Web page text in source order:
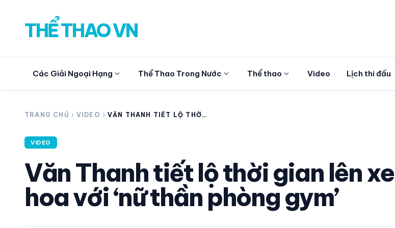
THỂ THAO VN
Các Giải Ngoại Hạng expand_more Thể Thao Trong Nước expand_more Thể thao expand_more Video Lịch thi đấu
search
CÁC GIẢI NGOẠI HẠNG
THỂ THAO TRONG NƯỚC
TRANG CHỦ chevron_right VIDEO chevron_right VĂN THANH TIẾT LỘ THỜI
VIDEO
Văn Thanh tiết lộ thời gian lên xe
hoa với ‘nữ thần phòng gym’